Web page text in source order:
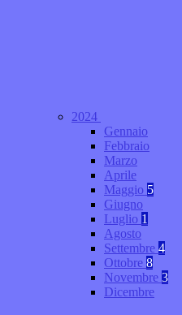
2024
Gennaio
Febbraio
Marzo
Aprile
Maggio 5
Giugno
Luglio 1
Agosto
Settembre 4
Ottobre 8
Novembre 3
Dicembre